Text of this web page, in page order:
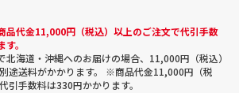
品代金11,000円（税込）以上のご注文で代引手数
。
海道・沖縄へのお届けの場合、11,000円（税込）
途送料がかかります。 ※商品代金11,000円（税
引手数料は330円かかります。